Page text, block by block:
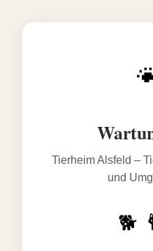
Tierheim Alsfeld –
und
🐕